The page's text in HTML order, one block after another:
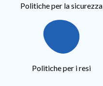
Politiche per la sicurezza
Politiche per i resi